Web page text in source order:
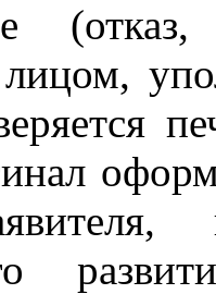
(отказ,